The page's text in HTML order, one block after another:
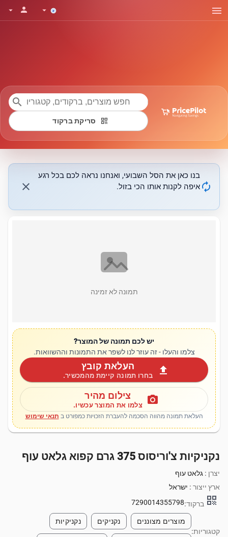
menu
arrow_drop_down
person
arrow_drop_down
search
qr_code סריקת ברקוד
autorenew
בנו כאן את הסל השבועי, ואנחנו נראה לכם בכל רגע
איפה לקנות אותו הכי בזול.
close
תמונה לא זמינה
יש לכם תמונה של המוצר?
צלמו והעלו - זה עוזר לנו לשפר את התמונות וההשוואות.
upload העלאת קובץ
בחרו תמונה קיימת מהמכשיר.
photo_camera צילום מהיר
צלמו את המוצר עכשיו.
העלאת תמונה מהווה הסכמה להעברת הזכויות כמפורט ב תנאי שימוש
נקניקיות צ'וריסוס 375 גרם קפוא גלאט עוף
יצרן : גלאט עוף
ארץ ייצור : ישראל
qr_code ברקוד:7290014355798
קטגוריות:
מוצרים מצוננים נקניקים נקניקיות